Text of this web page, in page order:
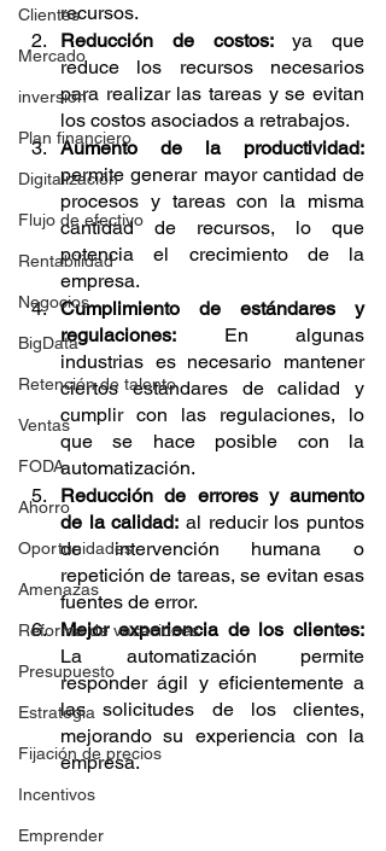
Clientes
Mercado
inversión
Plan financiero
Digitalización
Flujo de efectivo
Rentabilidad
Negocios
BigData
Retención de talento
Ventas
FODA
Ahorro
Oportunidades
Amenazas
Reforma de vacaciones
Presupuesto
Estrategia
Fijación de precios
Incentivos
Emprender
recursos.
Reducción de costos: ya que
reduce los recursos necesarios
para realizar las tareas y se evitan
los costos asociados a retrabajos.
Aumento de la productividad:
permite generar mayor cantidad de
procesos y tareas con la misma
cantidad de recursos, lo que
potencia el crecimiento de la
empresa.
Cumplimiento de estándares y
regulaciones: En algunas
industrias es necesario mantener
ciertos estándares de calidad y
cumplir con las regulaciones, lo
que se hace posible con la
automatización.
Reducción de errores y aumento
de la calidad: al reducir los puntos
de intervención humana o
repetición de tareas, se evitan esas
fuentes de error.
Mejor experiencia de los clientes:
La automatización permite
responder ágil y eficientemente a
las solicitudes de los clientes,
mejorando su experiencia con la
empresa.